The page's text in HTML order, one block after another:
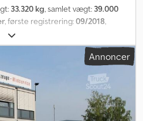
33.320 kg, samlet vægt: 39.000
, første registrering:09/2018,
, læsningsbredde:
2.550 mm, total højde:3.900
– BPW – 2 PALLEKASSER
køretøj * Video af køretøjet kan fås
----Producent Krone Model /
/ Version Variant: DA06CLNF *
Ihox Aifsr Køretøjstype Platform-
Annoncer